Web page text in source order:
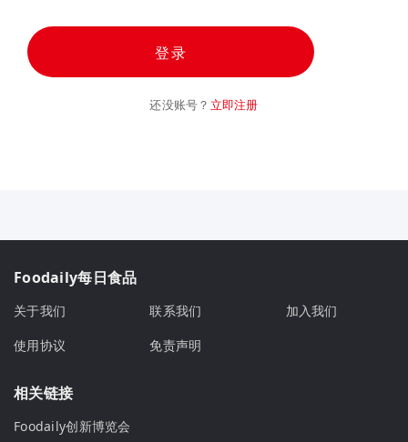
登录
还没账号？ 立即注册
Foodaily每日食品
关于我们 联系我们
加入我们
使用协议
免责声明
相关链接
Foodaily创新博览会